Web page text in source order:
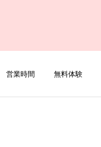
営業時間 無料体験